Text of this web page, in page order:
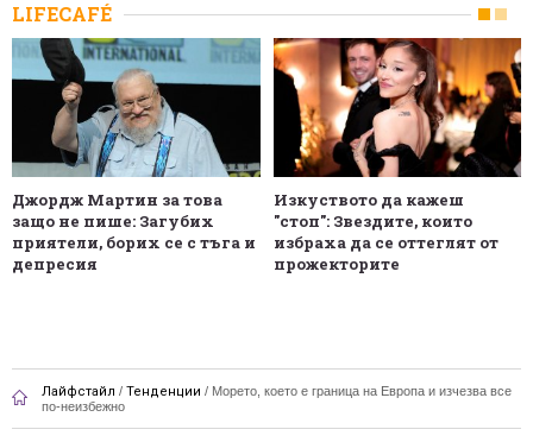
LIFECAFÉ
Джордж Мартин за това
защо не пише: Загубих
приятели, борих се с тъга и
депресия
Изкуството да кажеш
"стоп": Звездите, които
избраха да се оттеглят от
прожекторите
Лайфстайл / Тенденции / Морето, което е граница на Европа и изчезва все
по-неизбежно